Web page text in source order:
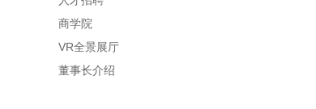
商学院
VR全景展厅
董事长介绍